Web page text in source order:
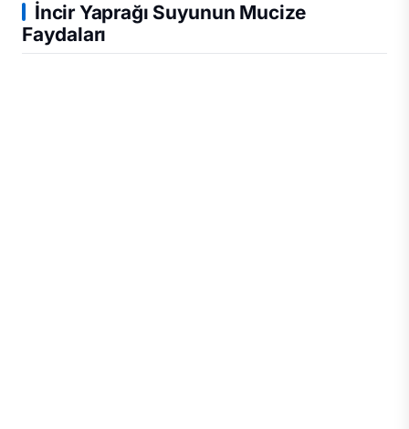
İncir Yaprağı Suyunun Mucize
Faydaları